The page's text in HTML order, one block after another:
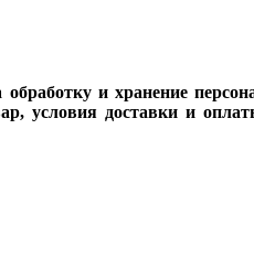
обработку и хранение
условия доставки и